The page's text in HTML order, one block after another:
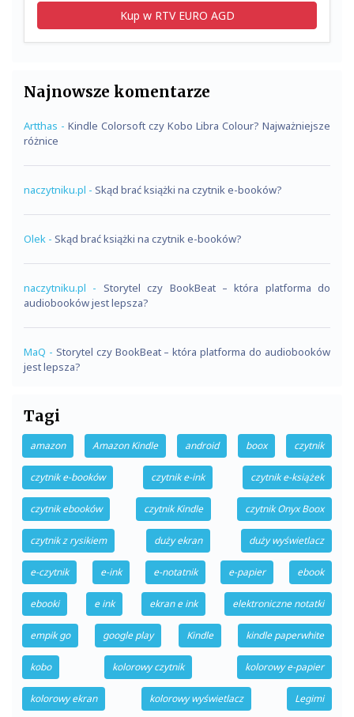
Kup w RTV EURO AGD
Najnowsze komentarze
Artthas - Kindle Colorsoft czy Kobo Libra Colour? Najważniejsze
różnice
naczytniku.pl - Skąd brać książki na czytnik e-booków?
Olek - Skąd brać książki na czytnik e-booków?
naczytniku.pl - Storytel czy BookBeat – która platforma do
audiobooków jest lepsza?
MaQ - Storytel czy BookBeat – która platforma do audiobooków
jest lepsza?
Tagi
amazon Amazon Kindle android boox czytnik
czytnik e-booków czytnik e-ink czytnik e-książek
czytnik ebooków czytnik Kindle czytnik Onyx Boox
czytnik z rysikiem duży ekran duży wyświetlacz
e-czytnik e-ink e-notatnik e-papier ebook
ebooki e ink ekran e ink elektroniczne notatki
empik go google play Kindle kindle paperwhite
kobo kolorowy czytnik kolorowy e-papier
kolorowy ekran kolorowy wyświetlacz Legimi